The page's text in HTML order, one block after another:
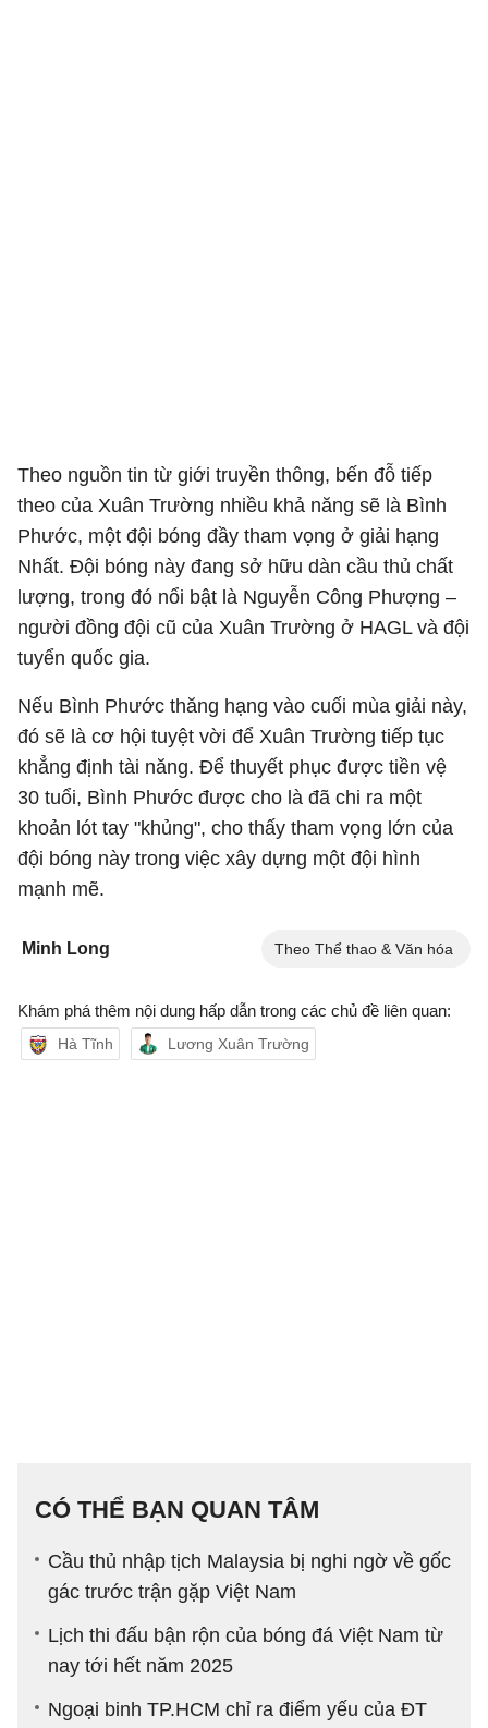
Theo nguồn tin từ giới truyền thông, bến đỗ tiếp
theo của Xuân Trường nhiều khả năng sẽ là Bình
Phước, một đội bóng đầy tham vọng ở giải hạng
Nhất. Đội bóng này đang sở hữu dàn cầu thủ chất
lượng, trong đó nổi bật là Nguyễn Công Phượng –
người đồng đội cũ của Xuân Trường ở HAGL và đội
tuyển quốc gia.
Nếu Bình Phước thăng hạng vào cuối mùa giải này,
đó sẽ là cơ hội tuyệt vời để Xuân Trường tiếp tục
khẳng định tài năng. Để thuyết phục được tiền vệ
30 tuổi, Bình Phước được cho là đã chi ra một
khoản lót tay "khủng", cho thấy tham vọng lớn của
đội bóng này trong việc xây dựng một đội hình
mạnh mẽ.
Minh Long Theo Thể thao & Văn hóa
Khám phá thêm nội dung hấp dẫn trong các chủ đề liên quan:
Hà Tĩnh Lương Xuân Trường
CÓ THỂ BẠN QUAN TÂM
Cầu thủ nhập tịch Malaysia bị nghi ngờ về gốc
gác trước trận gặp Việt Nam
Lịch thi đấu bận rộn của bóng đá Việt Nam từ
nay tới hết năm 2025
Ngoại binh TP.HCM chỉ ra điểm yếu của ĐT